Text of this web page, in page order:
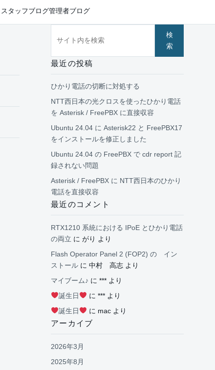
スタッフブログ管理者ブログ
検
索
最近の投稿
ひかり電話の切断に対処する
NTT西日本の光クロスを使ったひかり電話
を Asterisk / FreePBX に直接収容
Ubuntu 24.04 に Asterisk22 と FreePBX17
をインストールを修正しました
Ubuntu 24.04 の FreePBX で cdr report 記
録されない問題
Asterisk / FreePBX に NTT西日本のひかり
電話を直接収容
最近のコメント
RTX1210 系統における IPoE とひかり電話
の両立 に がり より
Flash Operator Panel 2 (FOP2) の イン
ストール に 中村 高志 より
マイブーム♪ に *** より
誕生日
に ***より
誕生日
に macより
アーカイブ
2026年3月
2025年8月